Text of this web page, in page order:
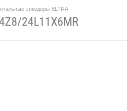
энкодеры ELTRA
24L11X6MR